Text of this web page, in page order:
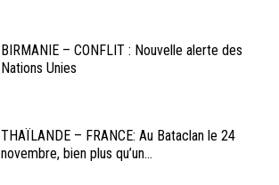
BIRMANIE – CONFLIT : Nouvelle alerte des
Nations Unies
THAÏLANDE – FRANCE: Au Bataclan le 24
novembre, bien plus qu’un...